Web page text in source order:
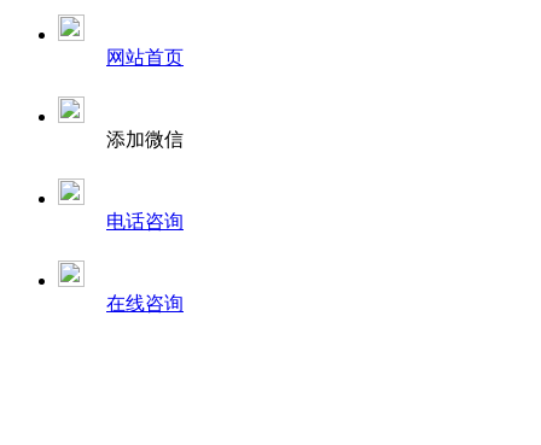
网站首页
添加微信
电话咨询
在线咨询